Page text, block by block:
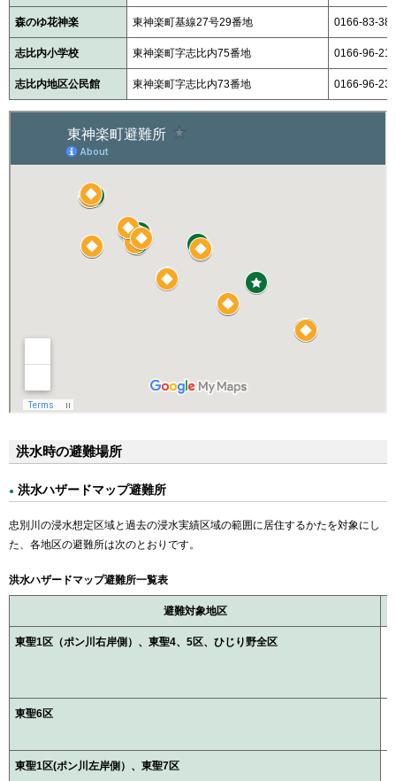
森のゆ花神楽 東神楽町基線27号29番地 0166-83-
志比内小学校 東神楽町字志比内75番地 0166-96-
志比内地区公民館 東神楽町字志比内73番地 0166-96-
洪水時の避難場所
洪水ハザードマップ避難所
忠別川の浸水想定区域と過去の浸水実績区域の範囲に居住するかたを対象にし
た、各地区の避難所は次のとおりです。
洪水ハザードマップ避難所一覧表
避難対象地区
東聖1区（ポン川右岸側）、東聖4、5区、ひじり野全区
東聖6区
東聖1区(ポン川左岸側）、東聖7区